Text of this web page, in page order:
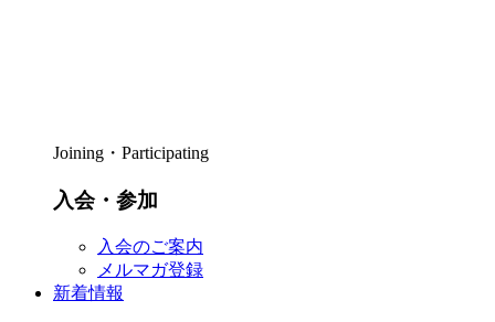
Joining・Participating
入会・参加
入会のご案内
メルマガ登録
新着情報